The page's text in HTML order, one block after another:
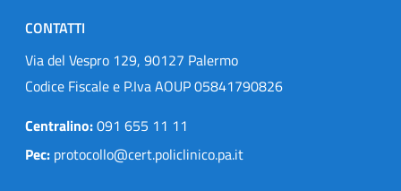
CONTATTI
Via del Vespro 129, 90127 Palermo
Codice Fiscale e P.Iva AOUP 05841790826
Centralino:091 655 11 11
Pec: protocollo@cert.policlinico.pa.it